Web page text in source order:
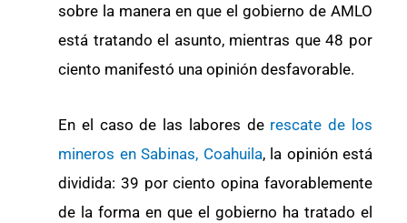
sobre la manera en que el gobierno de AMLO
está tratando el asunto, mientras que 48 por
ciento manifestó una opinión desfavorable.
En el caso de las labores derescate de los
mineros en Sabinas, Coahuila, la opinión está
dividida: 39 por ciento opina favorablemente
de la forma en que el gobierno ha tratado el